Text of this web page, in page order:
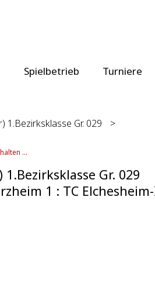
Spielbetrieb Turniere
1.Bezirksklasse Gr. 029
>
...
Gr. 029
1 : TC